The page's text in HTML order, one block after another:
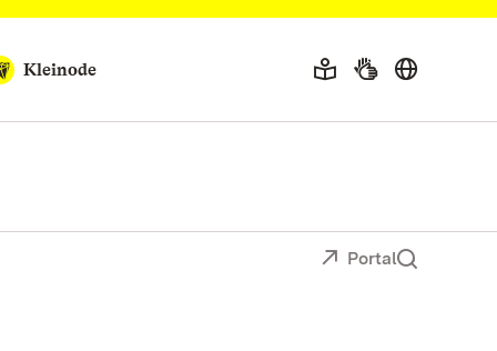
Kleinode
Portal